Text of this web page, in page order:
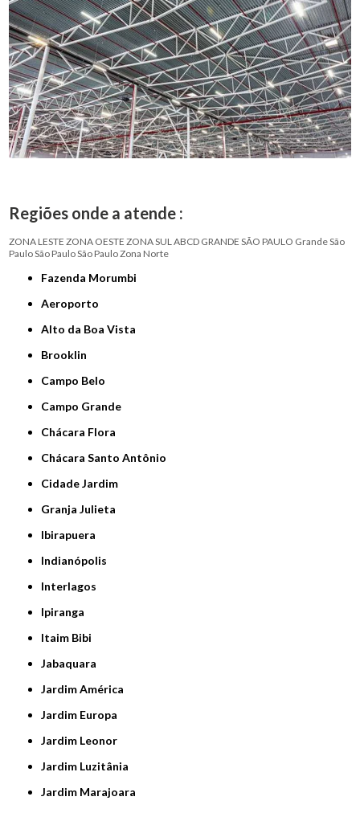
Regiões onde a atende :
ZONA LESTE ZONA OESTE ZONA SUL ABCD GRANDE SÃO PAULO Grande São
PauloSão PauloSão PauloZona Norte
Fazenda Morumbi
Aeroporto
Alto da Boa Vista
Brooklin
Campo Belo
Campo Grande
Chácara Flora
Chácara Santo Antônio
Cidade Jardim
Granja Julieta
Ibirapuera
Indianópolis
Interlagos
Ipiranga
Itaim Bibi
Jabaquara
Jardim América
Jardim Europa
Jardim Leonor
Jardim Luzitânia
Jardim Marajoara